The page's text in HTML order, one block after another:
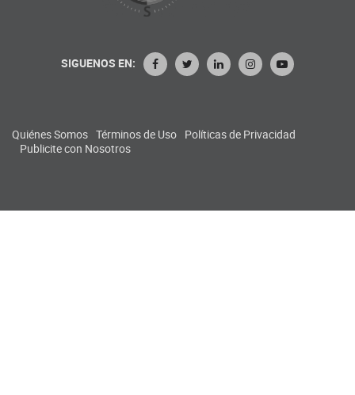
SIGUENOS EN:
Quiénes Somos Términos de Uso Políticas de Privacidad
Publicite con Nosotros